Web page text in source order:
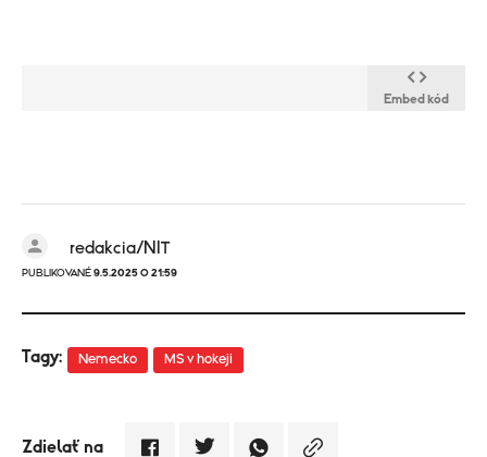
Embed kód
redakcia/NIT
PUBLIKOVANÉ 9.5.2025 O 21:59
Tagy: Nemecko MS v hokeji
Zdielať na